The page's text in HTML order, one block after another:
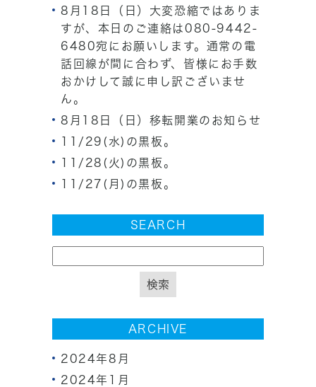
8月18日（日）大変恐縮ではありま
すが、本日のご連絡は080-9442-
6480宛にお願いします。通常の電
話回線が間に合わず、皆様にお手数
おかけして誠に申し訳ございませ
ん。
8月18日（日）移転開業のお知らせ
11/29(水)の黒板。
11/28(火)の黒板。
11/27(月)の黒板。
SEARCH
ARCHIVE
2024年8月
2024年1月